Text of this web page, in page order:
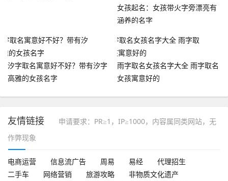
女孩起名：女孩带火字旁漂亮有
涵养的名字
汐字取名寓意好不好？带有汐字
高雅的女孩名字
雨字取名女孩名字大全 雨字取名
女孩寓意好的
友情链接
申请要求：PR≥1，IP≥1000，内容属同类网站，无
作弊现象
电商运营 信息流广告 周易 易经
代理招生
二手车
网络营销 旅游攻略
非物质文化遗产